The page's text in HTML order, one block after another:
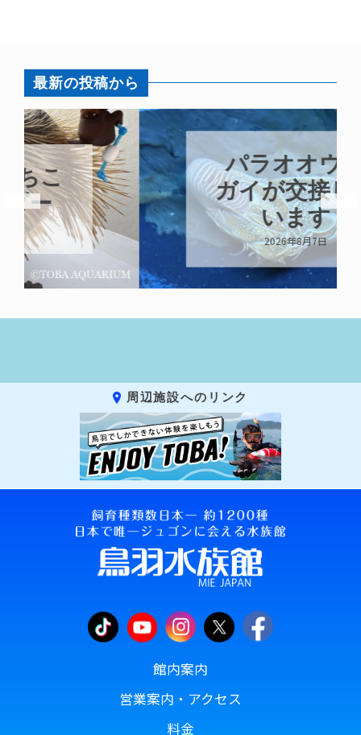
最新の投稿から
パラオオウム
ガイが交接して
います
2026年8月7日
周辺施設へのリンク
館内案内
営業案内・アクセス
料金